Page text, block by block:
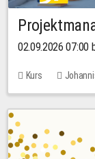
02.09.2026 07:00
Kurs
Keine freien Plätze